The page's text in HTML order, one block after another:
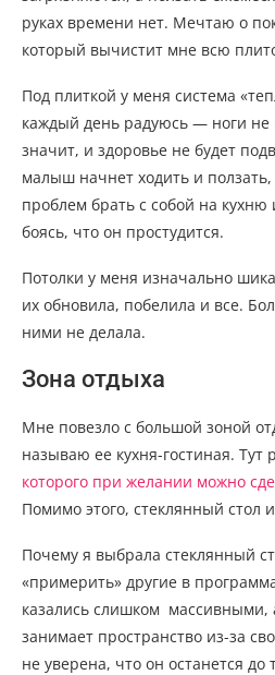
руках времени нет. Мечтаю о
который вычистит мне всю
Под плиткой у меня система
каждый день радуюсь — ноги не
значит, и здоровье не будет
малыш начнет ходить и ползать,
проблем брать с собой на кухню
боясь, что он простудится.
Потолки у меня изначально
их обновила, побелила и все.
ними не делала.
Зона отдыха
Мне повезло с большой зоной
называю ее кухня-гостиная. Тут
которого при желании можно
Помимо этого, стеклянный стол
Почему я выбрала стеклянный
«примерить» другие в
казались слишком массивными,
занимает пространство из-за
не уверена, что он останется до